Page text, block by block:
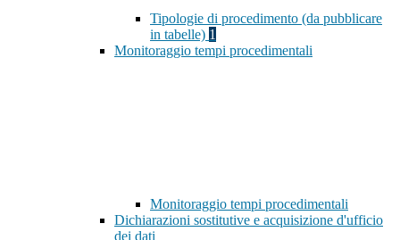
Tipologie di procedimento (da pubblicare
in tabelle) 1
Monitoraggio tempi procedimentali
Monitoraggio tempi procedimentali
Dichiarazioni sostitutive e acquisizione d'ufficio
dei dati